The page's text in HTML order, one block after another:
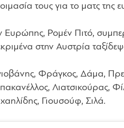
τους για το ματς της
Ρομέν Πιτό,
στην Αυστρία
Φράγκος, Δάμα,
Λιατσικούρας,
Γιουσούφ, Σιλά.